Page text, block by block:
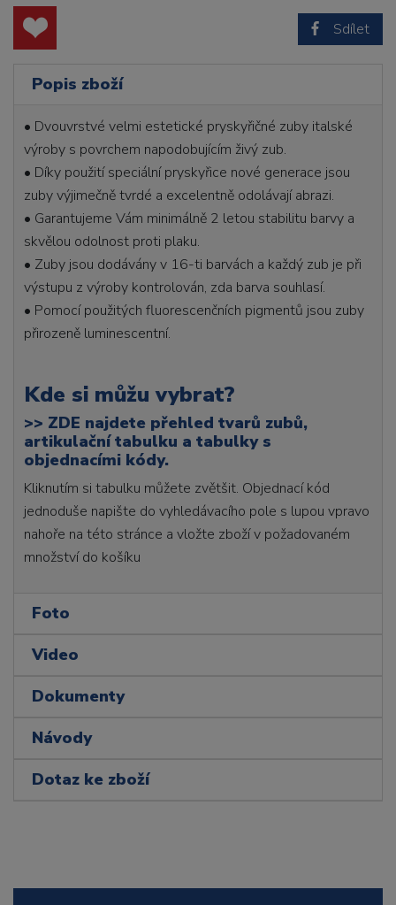
Sdílet
Popis zboží
• Dvouvrstvé velmi estetické pryskyřičné zuby italské
výroby s povrchem napodobujícím živý zub.
• Díky použití speciální pryskyřice nové generace jsou
zuby výjimečně tvrdé a excelentně odolávají abrazi.
• Garantujeme Vám minimálně 2 letou stabilitu barvy a
skvělou odolnost proti plaku.
• Zuby jsou dodávány v 16-ti barvách a každý zub je při
výstupu z výroby kontrolován, zda barva souhlasí.
• Pomocí použitých fluorescenčních pigmentů jsou zuby
přirozeně luminescentní.
Kde si můžu vybrat?
>> ZDE najdete přehled tvarů zubů,
artikulační tabulku a tabulky s
objednacími kódy.
Kliknutím si tabulku můžete zvětšit. Objednací kód
jednoduše napište do vyhledávacího pole s lupou vpravo
nahoře na této stránce a vložte zboží v požadovaném
množství do košíku
Foto
Video
Dokumenty
Návody
Dotaz ke zboží